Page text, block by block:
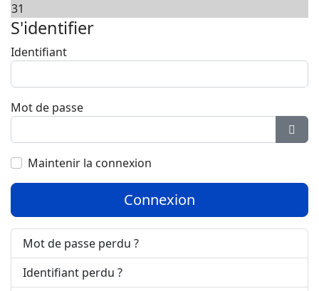
31
S'identifier
Identifiant
Mot de passe
Maintenir la connexion
Connexion
Mot de passe perdu ?
Identifiant perdu ?